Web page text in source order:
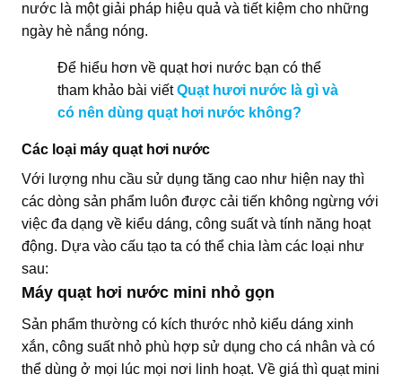
nước là một giải pháp hiệu quả và tiết kiệm cho những
ngày hè nắng nóng.
Để hiểu hơn về quạt hơi nước bạn có thể
tham khảo bài viếtQuạt hươi nước là gì và
có nên dùng quạt hơi nước không?
Các loại máy quạt hơi nước
Với lượng nhu cầu sử dụng tăng cao như hiện nay thì
các dòng sản phẩm luôn được cải tiến không ngừng với
việc đa dạng về kiểu dáng, công suất và tính năng hoạt
động. Dựa vào cấu tạo ta có thể chia làm các loại như
sau:
Máy quạt hơi nước mini nhỏ gọn
Sản phẩm thường có kích thước nhỏ kiểu dáng xinh
xắn, công suất nhỏ phù hợp sử dụng cho cá nhân và có
thể dùng ở mọi lúc mọi nơi linh hoạt. Về giá thì quạt mini